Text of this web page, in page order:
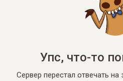
Упс, что-то
Сервер перестал отвечать